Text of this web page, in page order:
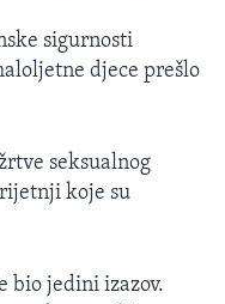
sigurnosti
djece prešlo
seksualnog
koje su
bio jedini izazov.